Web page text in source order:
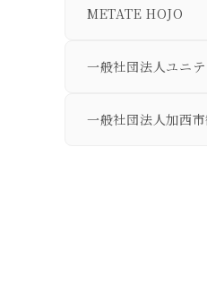
METATE HOJO
一般社団法人ユニテ
一般社団法人加西